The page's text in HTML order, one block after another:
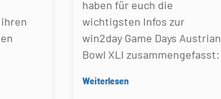
haben für euch die
wichtigsten Infos zur
win2day Game Days Austrian
Bowl XLI zusammengefasst:
Weiterlesen